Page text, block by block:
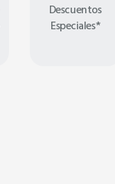
Descuentos
Especiales*